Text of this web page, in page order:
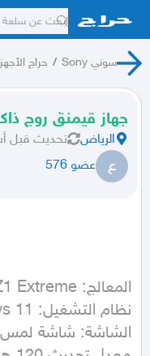
سوني Sony / حراج
جهاز قيمنق روج ذاكره 512 جيجا
الرياض تحديث قبل
ع عضو 576